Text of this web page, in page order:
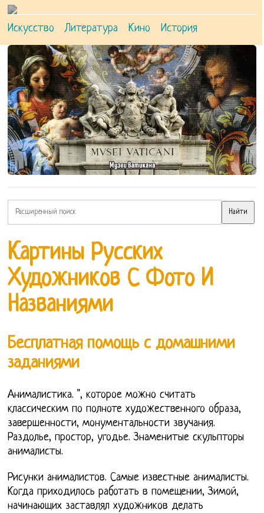
Искусство Литература Кино История
Картины Русских
Художников С Фото И
Названиями
Бесплатная помощь с домашними
заданиями
Анималистика. ", которое можно считать
классическим по полноте художественного образа,
завершенности, монументальности звучания.
Раздолье, простор, угодье. Знаменитые скульпторы
анималисты.
Рисунки анималистов. Самые известные анималисты.
Когда приходилось работать в помещении, Зимой,
начинающих заставлял художников делать